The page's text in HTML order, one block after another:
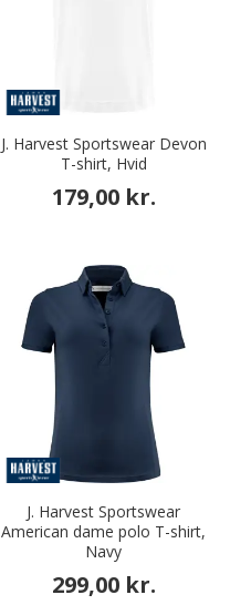
J. Harvest Sportswear Devon
T-shirt, Hvid
179,00 kr.
J. Harvest Sportswear
American dame polo T-shirt,
Navy
299,00 kr.